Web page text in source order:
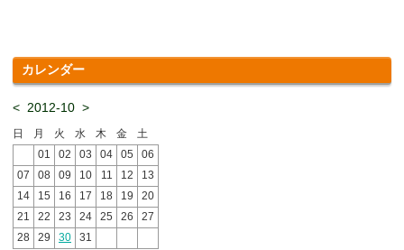
カレンダー
< 2012-10 >
日 月 火 水 木 金
土
01
02 03 04 05
06
07
08 09 10 11 12
13
14
15 16 17 18 19
20
21
22 23 24 25 26
27
28
29 30 31